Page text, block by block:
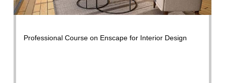
Professional Course on Enscape for Interior Design